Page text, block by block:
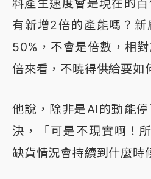
料產生速度會是現在的
有新增2倍的產能嗎？
50%，不會是倍數，相
倍來看，不曉得供給要如
他說，除非是AI的動能
決，「可是不現實啊！
缺貨情況會持續到什麼時